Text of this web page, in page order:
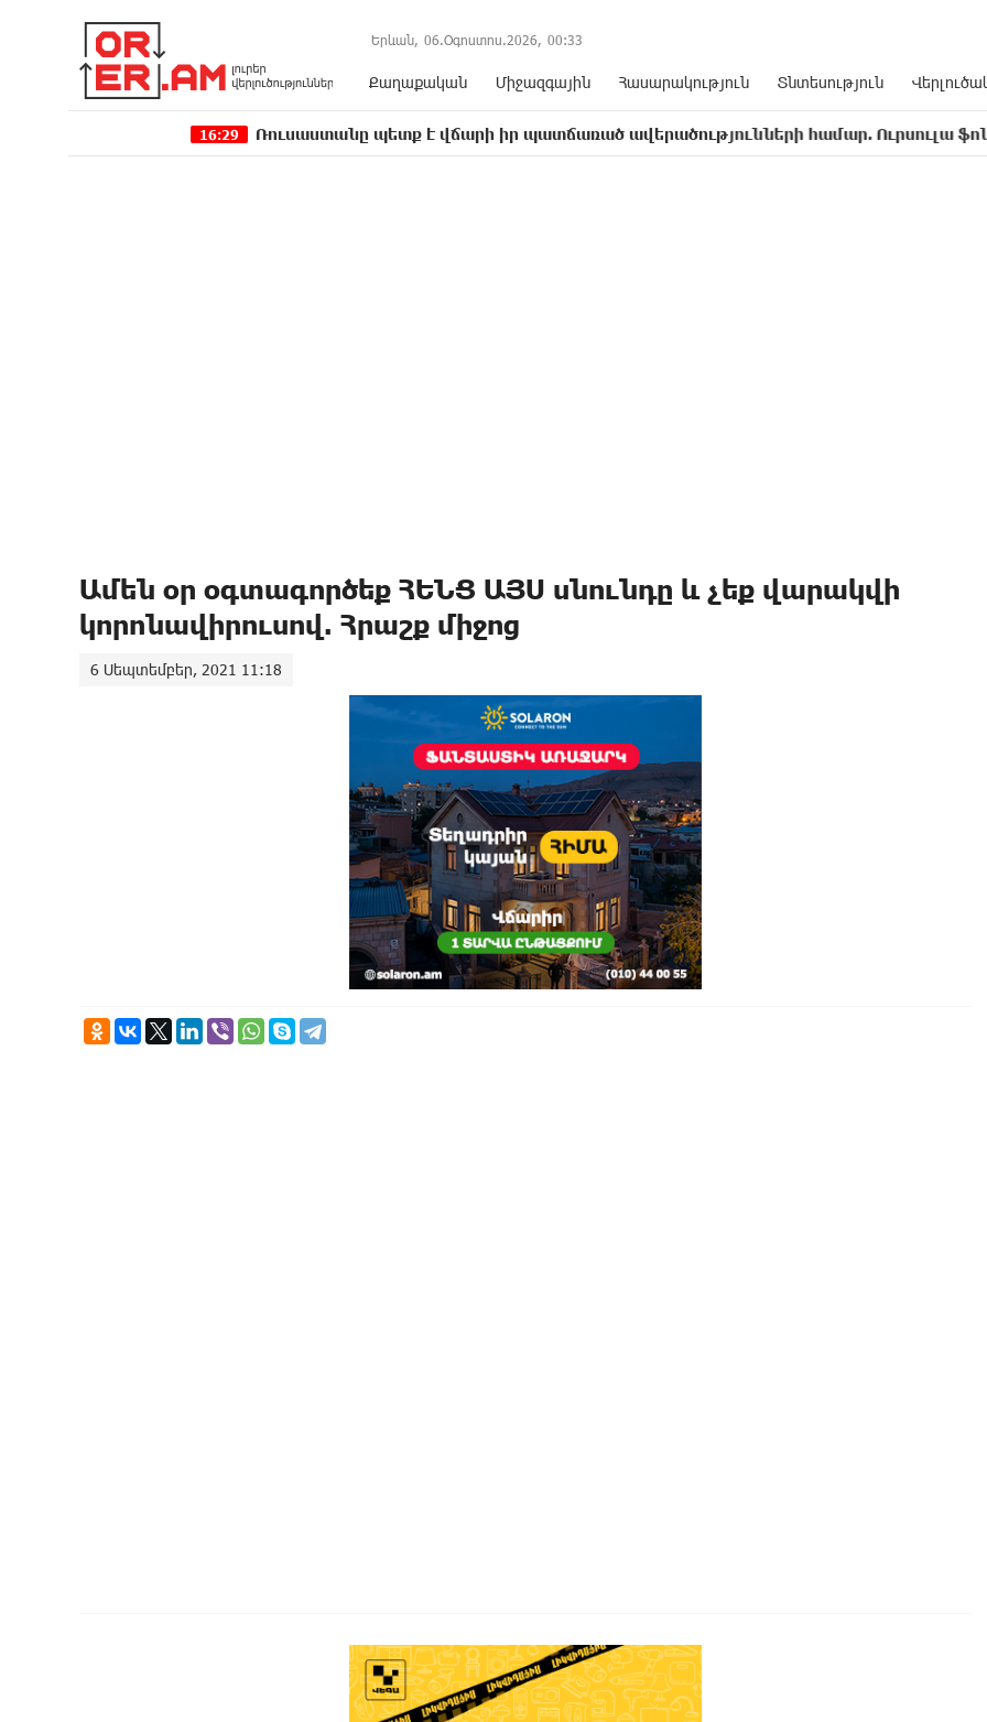
Երևան, 06.Օգոստոս.2026, 00:33
Քաղաքական Միջազգային Հասարակություն Տնտեսություն
Ռուսաստանը պետք է վճարի իր պատճառած ավերածnւթյnւնների համար. Ուրսուլա ֆոն դեր
Ամեն օր օգտագործեք ՀԵՆՑ ԱՅՍ սնունդը և չեք վարակվի
կորոնավիրուսով. Հրաշք միջոց
6 Սեպտեմբեր, 2021 11:18